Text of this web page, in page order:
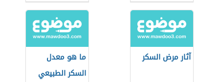
آثار مرض السكر
ما هو معدل
السكر الطبيعي